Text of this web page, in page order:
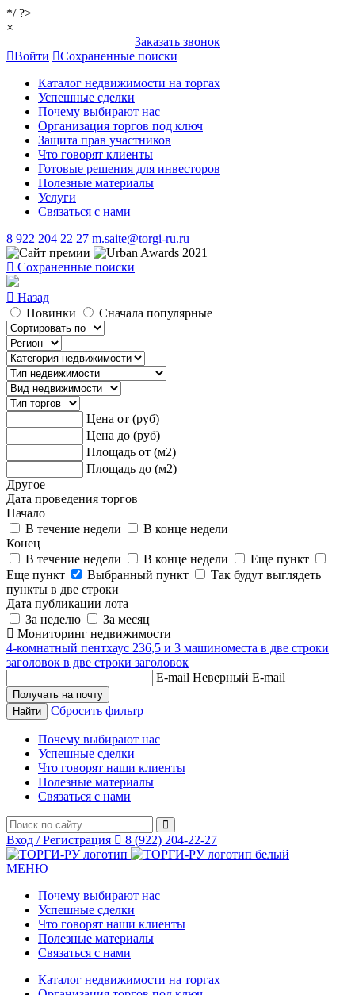
*/ ?>
×
Заказать звонок
Войти
Сохраненные поиски
Каталог недвижимости на торгах
Успешные сделки
Почему выбирают нас
Организация торгов под ключ
Защита прав участников
Что говорят клиенты
Готовые решения для инвесторов
Полезные материалы
Услуги
Связаться с нами
8 922 204 22 27 m.saite@torgi-ru.ru
Сохраненные поиски
Назад
Новинки
Сначала популярные
Цена от (руб)
Цена до (руб)
Площадь от (м2)
Площадь до (м2)
Другое
Дата проведения торгов
Начало
В течение недели
В конце недели
Конец
В течение недели
В конце недели
Еще пункт
Еще пункт
Выбранный пункт
Так будут выглядеть
пункты в две строки
Дата публикации лота
За неделю
За месяц
Мониторинг недвижимости
4-комнатный пентхаус 236,5 и 3 машиноместа в две строки
заголовок в две строки заголовок
E-mail Неверный E-mail
Сбросить фильтр
Почему выбирают нас
Успешные сделки
Что говорят наши клиенты
Полезные материалы
Связаться с нами
Вход / Регистрация 8 (922) 204-22-27
МЕНЮ
Почему выбирают нас
Успешные сделки
Что говорят наши клиенты
Полезные материалы
Связаться с нами
Каталог недвижимости на торгах